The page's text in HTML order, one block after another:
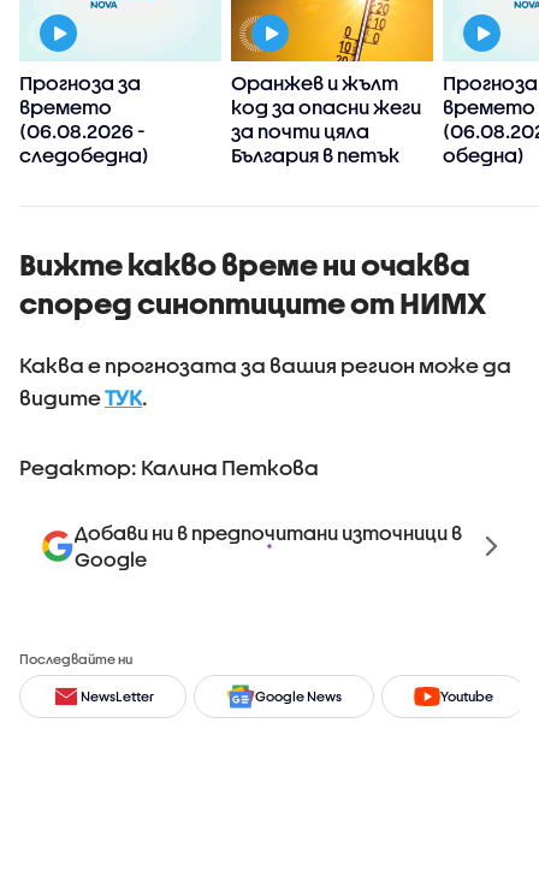
Прогноза за
времето
(06.08.2026 -
следобедна)
Оранжев и жълт
код за опасни жеги
за почти цяла
България в петък
времето
обедна)
Вижте какво време ни очаква
според синоптиците от НИМХ
Каква е прогнозата за вашия регион може да
видитеТУК.
Редактор: Калина Петкова
Добави ни в предпочитани източници в
Google
Последвайте ни
NewsLetter Google News Youtube